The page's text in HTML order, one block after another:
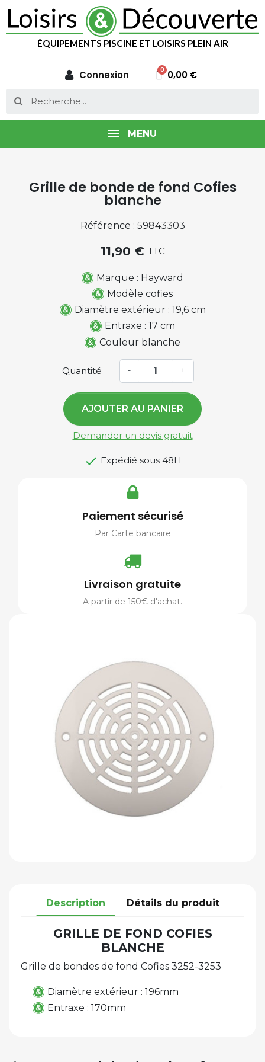
ÉQUIPEMENTS PISCINE ET LOISIRS PLEIN AIR
Connexion 0,00 €
MENU
Grille de bonde de fond Cofies
blanche
Référence : 59843303
11,90 € TTC
Marque : Hayward
Modèle cofies
Diamètre extérieur : 19,6 cm
Entraxe : 17 cm
Couleur blanche
Quantité - +
AJOUTER AU PANIER
Demander un devis gratuit
 Expédié sous 48H
Paiement sécurisé
Par Carte bancaire
Livraison gratuite
A partir de 150€ d'achat.
Description Détails du produit
GRILLE DE FOND COFIES
BLANCHE
Grille de bondes de fond Cofies 3252-3253
Diamètre extérieur : 196mm
Entraxe : 170mm